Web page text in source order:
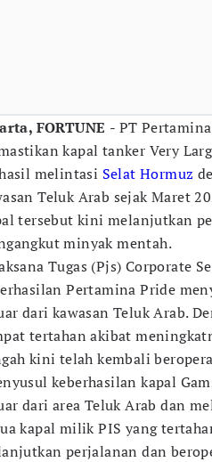
FORTUNE - PT
kapal tanker Very
melintasi Selat Hormuz
Teluk Arab sejak Maret
tersebut kini melanjutkan
minyak mentah.
Tugas (Pjs) Corporate
Pertamina Pride
dari kawasan Teluk Arab.
tertahan akibat
kini telah kembali
keberhasilan kapal
dari area Teluk Arab dan
kapal milik PIS yang
perjalanan dan